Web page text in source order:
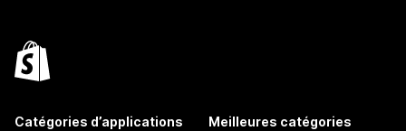
Catégories d’applications Meilleures catégories